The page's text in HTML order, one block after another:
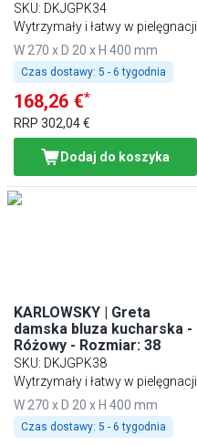
SKU: DKJGPK34
Wytrzymały i łatwy w pielęgnacji
W 270 x D 20 x H 400 mm
Czas dostawy: 5 - 6 tygodnia
168,26 €*
RRP 302,04 €
Dodaj do koszyka
KARLOWSKY | Greta
damska bluza kucharska -
Różowy - Rozmiar: 38
SKU: DKJGPK38
Wytrzymały i łatwy w pielęgnacji
W 270 x D 20 x H 400 mm
Czas dostawy: 5 - 6 tygodnia